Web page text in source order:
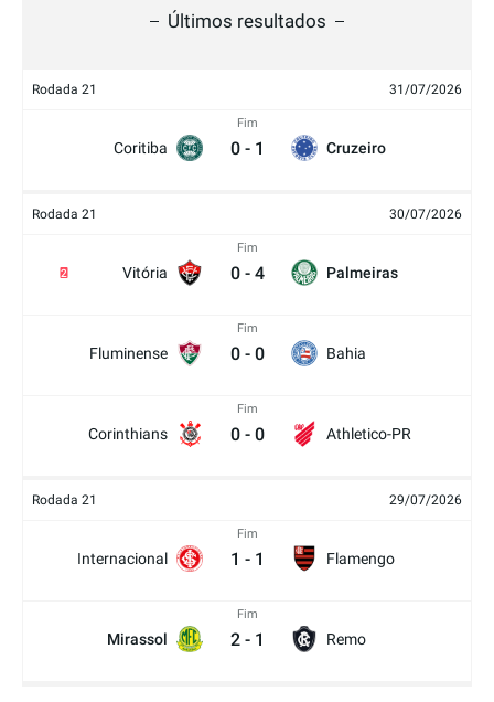
Últimos resultados
Rodada 21 31/07/2026
Coritiba
Fim
0 - 1 Cruzeiro
Rodada 21 30/07/2026
Vitória
2
Fim
0 - 4 Palmeiras
Fluminense
Fim
0 - 0 Bahia
Corinthians
Fim
0 - 0 Athletico-PR
Rodada 21 29/07/2026
Internacional
Fim
1 - 1 Flamengo
Mirassol
Fim
2 - 1 Remo